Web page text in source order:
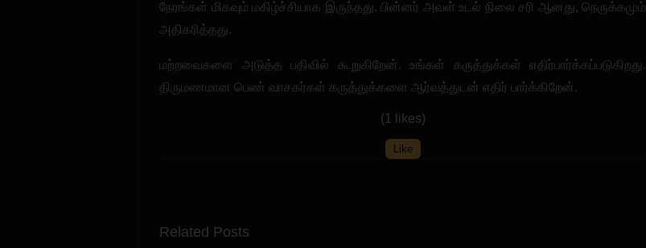
நேரங்கள் மிகவும் மகிழ்ச்சியாக இருந்தது. பின்னர் அவள் உடல் நிலை சரி ஆனது, நெருக்கமும்
அதிகரித்தது.
மற்றவைகளை அடுத்த பதிவில் கூறுகிறேன். உங்கள் கருத்துக்கள் எதிர்பார்க்கப்படுகிறது.
திருமணமான பெண் வாசகர்கள் கருத்துக்களை ஆர்வத்துடன் எதிர் பார்க்கிறேன்.
(1 likes)
Like
Related Posts